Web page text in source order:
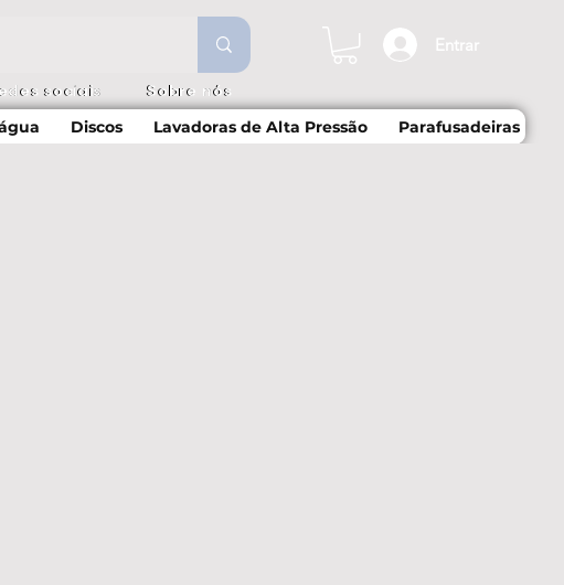
Entrar
sociais Sobre nós
Discos Lavadoras de Alta Pressão Parafusadeiras